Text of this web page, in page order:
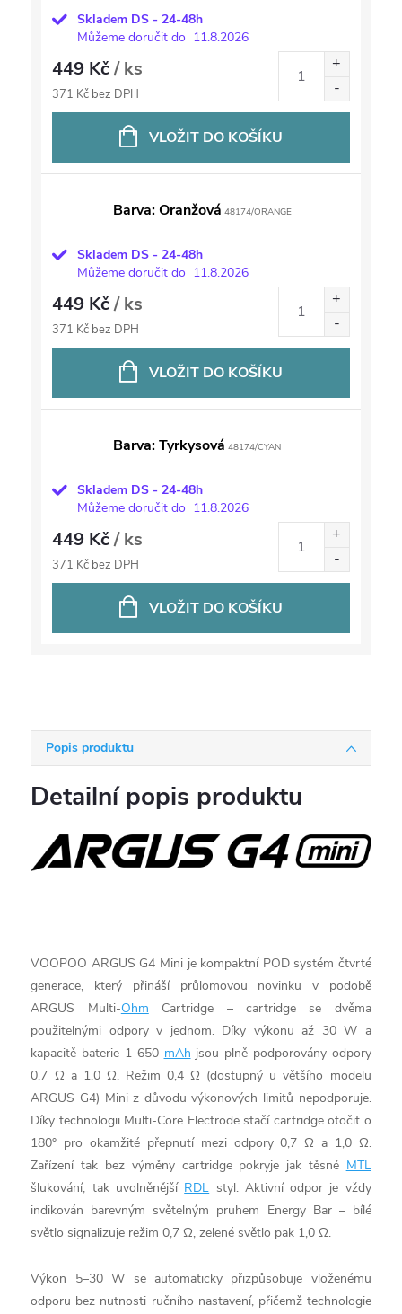
Skladem DS - 24-48h
Můžeme doručit do 11.8.2026
449 Kč/ ks
371 Kč bez DPH
VLOŽIT DO KOŠÍKU
Barva: Oranžová 48174/ORANGE
Skladem DS - 24-48h
Můžeme doručit do 11.8.2026
449 Kč/ ks
371 Kč bez DPH
VLOŽIT DO KOŠÍKU
Barva: Tyrkysová 48174/CYAN
Skladem DS - 24-48h
Můžeme doručit do 11.8.2026
449 Kč/ ks
371 Kč bez DPH
VLOŽIT DO KOŠÍKU
Popis produktu
Detailní popis produktu
VOOPOO ARGUS G4 Mini je kompaktní POD systém čtvrté
generace, který přináší průlomovou novinku v podobě
ARGUS Multi-Ohm Cartridge – cartridge se dvěma
použitelnými odpory v jednom. Díky výkonu až 30 W a
kapacitě baterie 1 650 mAh jsou plně podporovány odpory
0,7 Ω a 1,0 Ω. Režim 0,4 Ω (dostupný u většího modelu
ARGUS G4) Mini z důvodu výkonových limitů nepodporuje.
Díky technologii Multi-Core Electrode stačí cartridge otočit o
180° pro okamžité přepnutí mezi odpory 0,7 Ω a 1,0 Ω.
Zařízení tak bez výměny cartridge pokryje jak těsné MTL
šlukování, tak uvolněnější RDL styl. Aktivní odpor je vždy
indikován barevným světelným pruhem Energy Bar – bílé
světlo signalizuje režim 0,7 Ω, zelené světlo pak 1,0 Ω.
Výkon 5–30 W se automaticky přizpůsobuje vloženému
odporu bez nutnosti ručního nastavení, přičemž technologie